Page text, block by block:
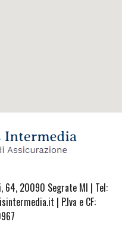
64, 20090 Segrate MI | Tel:
| P.Iva e CF: